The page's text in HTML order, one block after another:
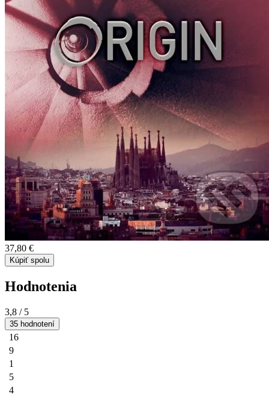
37,80 €
Kúpiť spolu
Hodnotenia
3,8 / 5
35 hodnotení
16
9
1
5
4